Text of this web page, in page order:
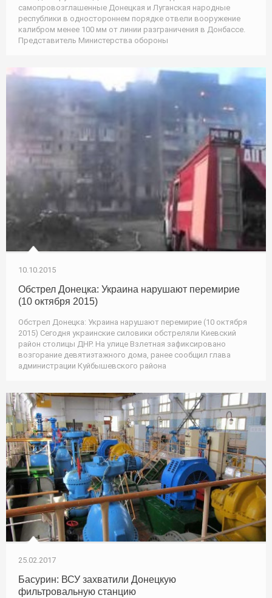
самопровозглашенные Донецкая и Луганская народные
республики в одностороннем порядке отвели вооружение
калибром менее 100 мм от линии разграничения в Донбассе.
Представитель Министерства обороны
10.10.2015
Обстрел Донецка: Украина нарушают перемирие
(10 октября 2015)
Обстрел Донецка: Украина нарушают перемирие (10 октября
2015) Сегодня украинские силовики обстреляли Киевский
район столицы ДНР. На улице Взлетная зафиксировано
возгорание девятиэтажного дома, ранее сообщил глава
администрации Куйбышевского района
25.02.2017
Басурин: ВСУ захватили Донецкую
фильтровальную станцию